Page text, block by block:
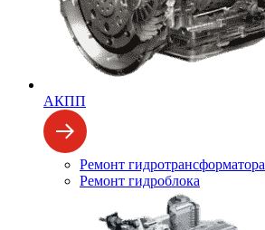
АКПП
Ремонт гидротрансформатора
Ремонт гидроблока